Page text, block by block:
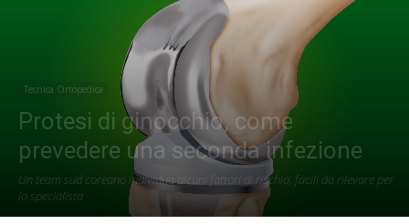
Tecnica Ortopedica
Protesi di ginocchio, come
prevedere una seconda infezione
Un team sud coreano individua alcuni fattori di rischio, facili da rilevare per
lo specialista
Beatrice Arieti 29 Gennaio 2025